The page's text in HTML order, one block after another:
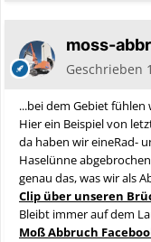
moss-
Geschrieben
...bei dem Gebiet
Hier ein Beispiel von
da haben wir eineRad-
Haselünne
genau das, was wir als
Clip über unseren
Bleibt immer auf dem
Moß Abbruch